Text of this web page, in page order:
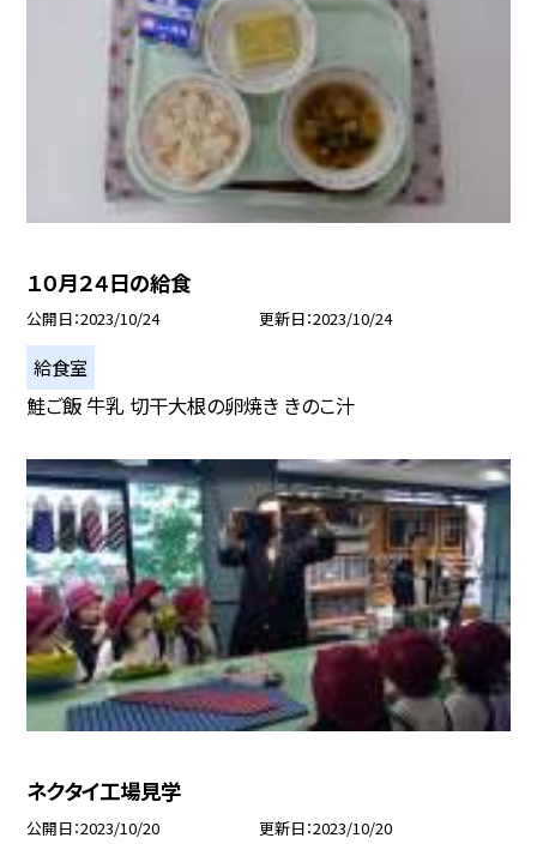
１０月２４日の給食
公開日 2023/10/24 更新日 2023/10/24
給食室
鮭ご飯 牛乳 切干大根の卵焼き きのこ汁
ネクタイ工場見学
公開日 2023/10/20 更新日 2023/10/20